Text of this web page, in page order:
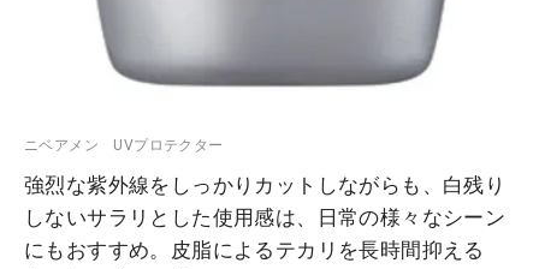
ニベアメン UVプロテクター
強烈な紫外線をしっかりカットしながらも、白残り
しないサラリとした使用感は、日常の様々なシーン
にもおすすめ。皮脂によるテカリを長時間抑える